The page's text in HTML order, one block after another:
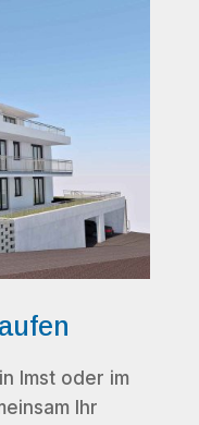
Imst oder im
Ihr